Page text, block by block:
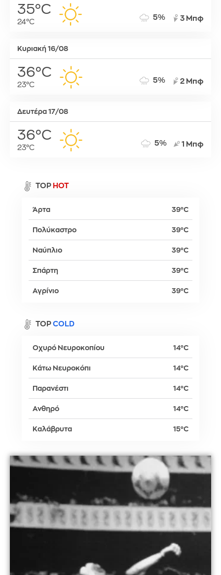
35°C
24°C
5% 3 Μπφ
Κυριακή 16/08
36°C
23°C
5% 2 Μπφ
Δευτέρα 17/08
36°C
23°C
5% 1 Μπφ
TOP HOT
Άρτα 39°C
Πολύκαστρο 39°C
Ναύπλιο 39°C
Σπάρτη 39°C
Αγρίνιο 39°C
TOP COLD
Οχυρό Νευροκοπίου 14°C
Κάτω Νευροκόπι 14°C
Παρανέστι 14°C
Ανθηρό 14°C
Καλάβρυτα 15°C